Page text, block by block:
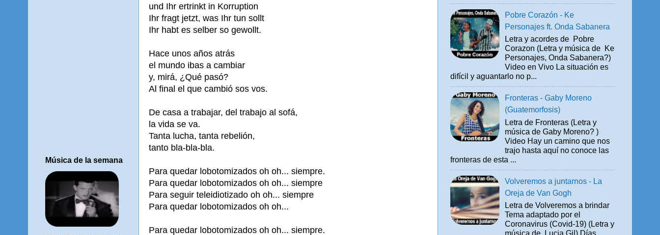
und Ihr ertrinkt in Korruption
Ihr fragt jetzt, was Ihr tun sollt
Ihr habt es selber so gewollt.
Hace unos años atrás
el mundo ibas a cambiar
y, mirá, ¿Qué pasó?
Al final el que cambió sos vos.
De casa a trabajar, del trabajo al sofá,
la vida se va.
Tanta lucha, tanta rebelión,
tanto bla-bla-bla.
Para quedar lobotomizados oh oh... siempre.
Para quedar lobotomizados oh oh... siempre
Para seguir teleidiotizado oh oh... siempre
Para quedar lobotomizados oh oh...
Para quedar lobotomizados oh oh... siempre.
Música de la semana
Pobre Corazón - Ke
Personajes ft. Onda Sabanera
Letra y acordes de Pobre
Corazon (Letra y música de Ke
Personajes, Onda Sabanera?)
Video en Vivo La situación es
difícil y aguantarlo no p...
Fronteras - Gaby Moreno
(Guatemorfosis)
Letra de Fronteras (Letra y
música de Gaby Moreno? )
Video Hay un camino que nos
trajo hasta aquí no conoce las
fronteras de esta ...
Volveremos a juntarnos - La
Oreja de Van Gogh
Letra de Volveremos a brindar
Tema adaptado por el
Coronavirus (Covid-19) (Letra y